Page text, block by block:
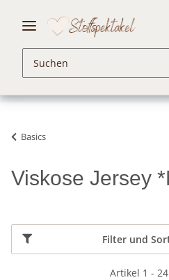
Basics
Viskose Jersey
Filter und
Artikel 1 -